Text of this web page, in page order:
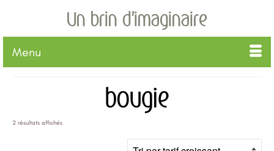
Un brin d'imaginaire
Menu
bougie
2 résultats affichésTrié